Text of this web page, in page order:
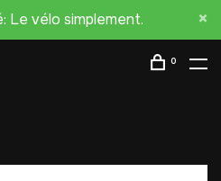
Le vélo simplement.
0